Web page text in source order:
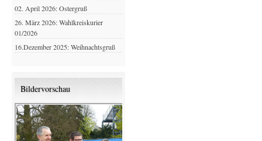
02. April 2026: Ostergruß
26. März 2026: Wahlkreiskurier
01/2026
16.Dezember 2025: Weihnachtsgruß
Bildervorschau